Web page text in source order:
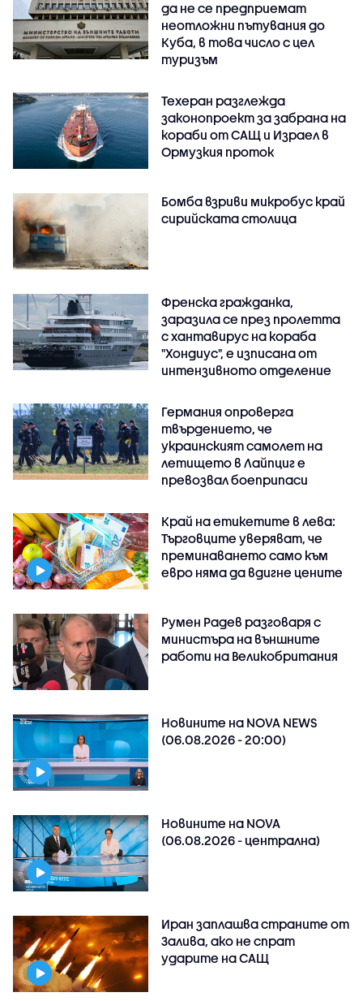
да не се предприемат
неотложни пътувания до
Куба, в това число с цел
туризъм
Техеран разглежда
законопроект за забрана на
кораби от САЩ и Израел в
Ормузкия проток
Бомба взриви микробус край
сирийската столица
Френска гражданка,
заразила се през пролетта
с хантавирус на кораба
"Хондиус", е изписана от
интензивното отделение
Германия опроверга
твърдението, че
украинският самолет на
летището в Лайпциг е
превозвал боеприпаси
Край на етикетите в лева:
Търговците уверяват, че
преминаването само към
евро няма да вдигне цените
Румен Радев разговаря с
министъра на външните
работи на Великобритания
Новините на NOVA NEWS
(06.08.2026 - 20:00)
Новините на NOVA
(06.08.2026 - централна)
Иран заплашва страните от
Залива, ако не спрат
ударите на САЩ